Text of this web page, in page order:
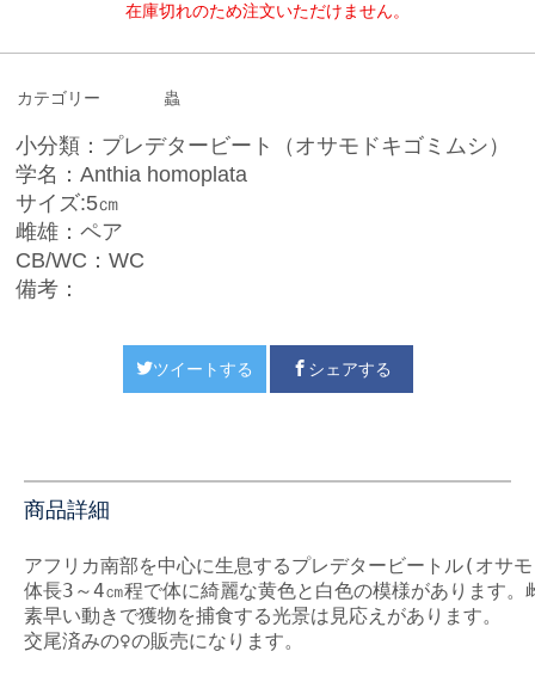
在庫切れのため注文いただけません。
カテゴリー 蟲
小分類：プレデタービート（オサモドキゴミムシ）
学名：Anthia homoplata
サイズ:5㎝
雌雄：ペア
CB/WC：WC
備考：
ツイートする シェアする
商品詳細
アフリカ南部を中心に生息するプレデタービートル(オサ
体長3～4㎝程で体に綺麗な黄色と白色の模様があります
素早い動きで獲物を捕食する光景は見応えがあります。
交尾済みの♀の販売になります。